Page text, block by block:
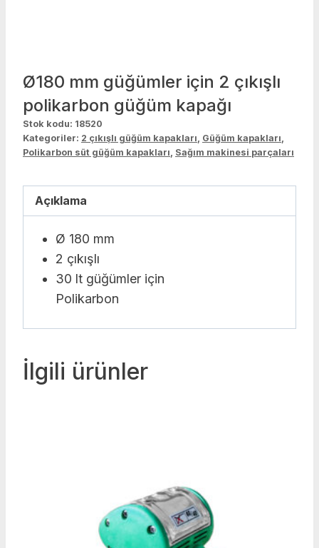
Ø180 mm güğümler için 2 çıkışlı
polikarbon güğüm kapağı
Stok kodu: 18520
Kategoriler: 2 çıkışlı güğüm kapakları, Güğüm kapakları,
Polikarbon süt güğüm kapakları, Sağım makinesi parçaları
Açıklama
Ø 180 mm
2 çıkışlı
30 lt güğümler için
Polikarbon
İlgili ürünler